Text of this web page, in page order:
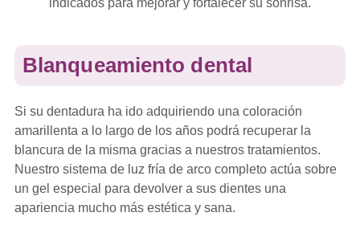
indicados para mejorar y fortalecer su sonrisa.
Blanqueamiento dental
Si su dentadura ha ido adquiriendo una coloración
amarillenta a lo largo de los años podrá recuperar la
blancura de la misma gracias a nuestros tratamientos.
Nuestro sistema de luz fría de arco completo actúa sobre
un gel especial para devolver a sus dientes una
apariencia mucho más estética y sana.